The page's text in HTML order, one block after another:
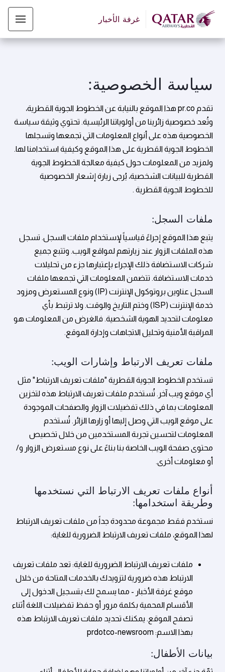
غرفة الأخبار
سياسة الخصوصية:
تقدم pr.co هذا الموقع بالنيابة عن الخطوط الجوية القطرية،
وتُعد خصوصية زائرينا من أولوياتنا الرئيسية. تحتوي وثيقة سياسة
الخصوصية هذه على أنواع المعلومات التي تجمعها وتسجلها
الخطوط الجوية القطرية على هذا الموقع وكيفية استخدامنا لها.
ولمزيد من المعلومات حول كيفية معالجة الخطوط الجوية
القطرية للبيانات الشخصية، يُرجى زيارة إشعار الخصوصية
للخطوط الجوية القطرية .
ملفات السجل:
يتبع هذا الموقع إجراءً قياسياً لإستخدام ملفات السجل. تسجل
هذه الملفات الزوار عند زيارتهم لمواقع الويب. وتتبع جميع
شركات الاستضافة ذلك الإجراء بإعتبارها جزء من تحليلات
خدمات الاستضافة. تتضمن المعلومات التي تجمعها ملفات
السجل عناوين بروتوكول الإنترنت (IP) ونوع المستعرض ومزود
خدمة الإنترنت (ISP) وختم التاريخ والوقت. ولا ترتبط بأي
معلومات لتحديد الهوية الشخصية. فالغرض من المعلومات هو
المراقبة الأمنية وتحليل الاتجاهات وإدارة الموقع.
ملفات تعريف الارتباط وإشارات الويب:
تستخدم الخطوط الجوية القطرية "ملفات تعريف الارتباط" مثل
أي موقع ويب آخر. تُستخدم ملفات تعريف الارتباط هذه لتخزين
المعلومات بما في ذلك تفضيلات الزوار والصفحات الموجودة
على موقع الويب التي وصل إليها أو زارها الزائر. تُستخدم
المعلومات لتحسين تجربة المستخدمين من خلال تخصيص
محتوى صفحة الويب الخاصة بنا بناءً على نوع مستعرض الزوار و/
أو معلومات أخرى.
أنواع ملفات تعريف الارتباط التي نستخدمها
وطريقة استخدامها:
نستخدم فقط مجموعة محدودة جداً من ملفات تعريف الارتباط
لهذا الموقع، ملفات تعريف الارتباط الضرورية للغاية:
ملفات تعريف الارتباط الضرورية للغاية: تعد ملفات تعريف
الارتباط هذه ضرورية لتزويدك بالخدمات المتاحة من خلال
موقع غرفة الأخبار - مما يسمح لك بتسجيل الدخول إلى
الأقسام المحمية بكلمة مرور أو حفظ تفضيلات اللغة أثناء
تصفح الموقع. يمكنك تحديد ملفات تعريف الارتباط هذه
بهذا الاسم: prdotco-newsroom
بيانات الأطفال: